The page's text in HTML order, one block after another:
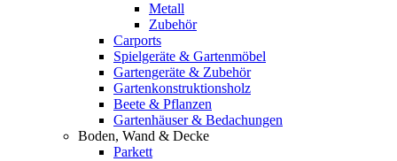
Metall
Zubehör
Carports
Spielgeräte & Gartenmöbel
Gartengeräte & Zubehör
Gartenkonstruktionsholz
Beete & Pflanzen
Gartenhäuser & Bedachungen
Boden, Wand & Decke
Parkett